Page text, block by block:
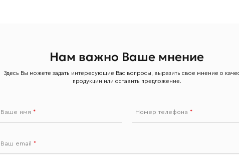
Нам важно Ваше мнение
Здесь Вы можете задать интересующие Вас вопросы, выразить свое мнение о
продукции или оставить предложение.
Ваше имя * Номер телефона*
Ваш email *